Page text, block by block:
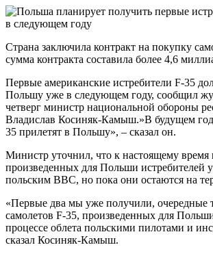
Страна заключила контракт на покупку
сумма контракта составила более 4,6
Первые американские истребители F-35
Польшу уже в следующем году, сообщил
четверг министр национальной обороны
Владислав Косиняк-Камыш.»В будущем
35 прилетят в Польшу», – сказал он.
Министр уточнил, что к настоящему время
произведенных для Польши истребителей
польским ВВС, но пока они остаются на
«Первые два мы уже получили, очередные
самолетов F-35, произведенных для
процессе облета польскими пилотами и
сказал Косиняк-Камыш.